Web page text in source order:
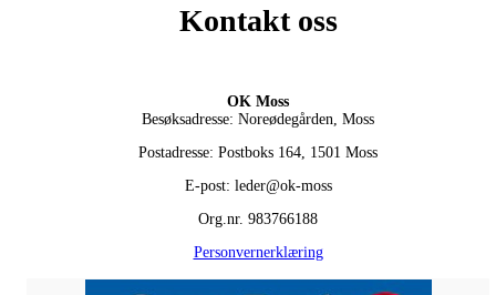
Kontakt oss
OK Moss
Besøksadresse: Noreødegården, Moss
Postadresse: Postboks 164, 1501 Moss
E-post: leder@ok-moss
Org.nr. 983766188
Personvernerklæring